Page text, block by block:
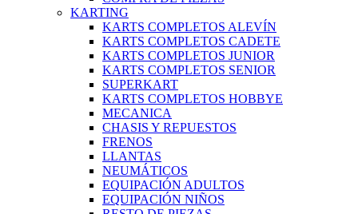
KARTING
KARTS COMPLETOS ALEVÍN
KARTS COMPLETOS CADETE
KARTS COMPLETOS JUNIOR
KARTS COMPLETOS SENIOR
SUPERKART
KARTS COMPLETOS HOBBYE
MECANICA
CHASIS Y REPUESTOS
FRENOS
LLANTAS
NEUMÁTICOS
EQUIPACIÓN ADULTOS
EQUIPACIÓN NIÑOS